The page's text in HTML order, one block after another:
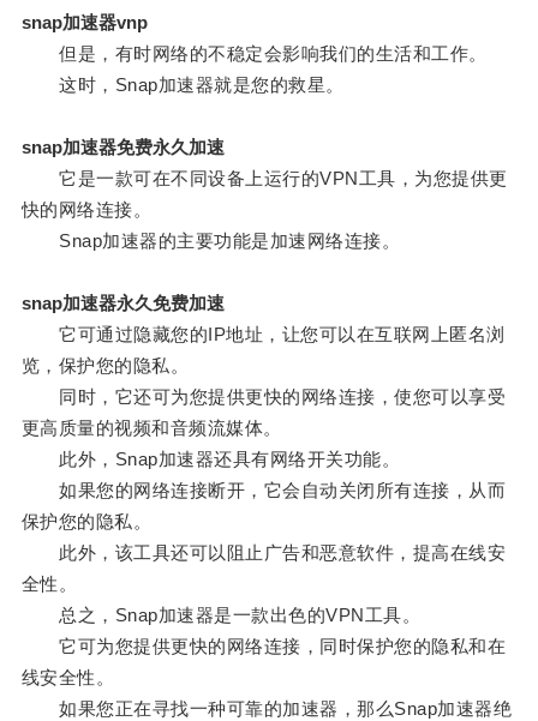
snap加速器vnp
但是，有时网络的不稳定会影响我们的生活和工作。
这时，Snap加速器就是您的救星。
snap加速器免费永久加速
它是一款可在不同设备上运行的VPN工具，为您提供更
快的网络连接。
Snap加速器的主要功能是加速网络连接。
snap加速器永久免费加速
它可通过隐藏您的IP地址，让您可以在互联网上匿名浏
览，保护您的隐私。
同时，它还可为您提供更快的网络连接，使您可以享受
更高质量的视频和音频流媒体。
此外，Snap加速器还具有网络开关功能。
如果您的网络连接断开，它会自动关闭所有连接，从而
保护您的隐私。
此外，该工具还可以阻止广告和恶意软件，提高在线安
全性。
总之，Snap加速器是一款出色的VPN工具。
它可为您提供更快的网络连接，同时保护您的隐私和在
线安全性。
如果您正在寻找一种可靠的加速器，那么Snap加速器绝